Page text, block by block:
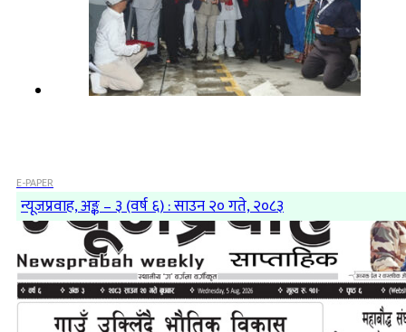
E-PAPER
न्यूजप्रवाह, अङ्क – ३ (वर्ष ६) : साउन २० गते, २०८३